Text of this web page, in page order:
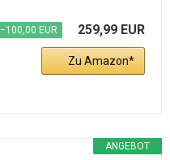
−100,00 EUR 259,99 EUR
Zu Amazon
ANGEBOT